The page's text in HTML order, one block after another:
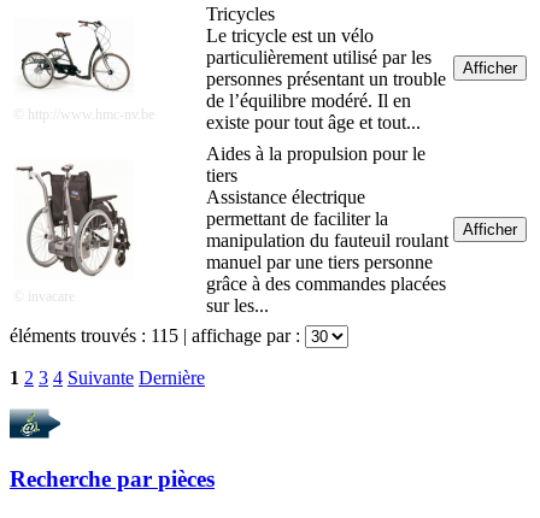
© http://www.hmc-nv.be
Tricycles
Le tricycle est un vélo
particulièrement utilisé par les
personnes présentant un trouble
de l’équilibre modéré. Il en
existe pour tout âge et tout...
Afficher
© invacare
Aides à la propulsion pour le
tiers
Assistance électrique
permettant de faciliter la
manipulation du fauteuil roulant
manuel par une tiers personne
grâce à des commandes placées
sur les...
Afficher
éléments trouvés : 115 | affichage par :
1 2 3 4 Suivante Dernière
Recherche par pièces